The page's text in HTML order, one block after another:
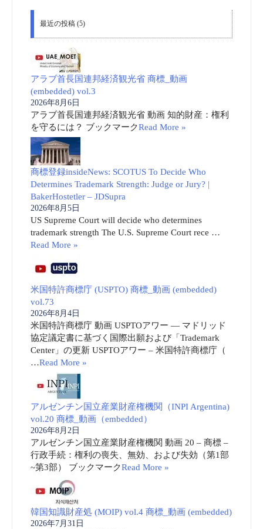
最近の投稿 (5)
アラブ首長国連邦経済観光省 商標_動画
(embedded) vol.3
2026年8月6日
アラブ首長国連邦経済観光省 動画 知的財産：権利
を守るには？ ブックマークRead More »
商標登録insideNews: SCOTUS To Decide Who
Determines Trademark Strength: Judge or Jury? |
BakerHostetler – JDSupra
2026年8月5日
US Supreme Court will decide who determines
trademark strength The U.S. Supreme Court rece …
Read More »
米国特許商標庁 (USPTO) 商標_動画 (embedded)
vol.73
2026年8月4日
米国特許商標庁 動画 USPTOアワー ― マドリッド
協定議定書に基づく国際出願および「Trademark
Center」の更新 USPTOアワー – 米国特許商標庁（
…Read More »
アルゼンチン国立産業財産権機関（INPI Argentina)
vol.20 商標_動画（embedded）
2026年8月2日
アルゼンチン国立産業財産権機関 動画 20 – 商標 –
行政手続：権利の喪失、無効、および失効（第1部
~第3部） ブックマークRead More »
韓国知識財産処 (MOIP) vol.4 商標_動画 (embedded)
2026年7月31日